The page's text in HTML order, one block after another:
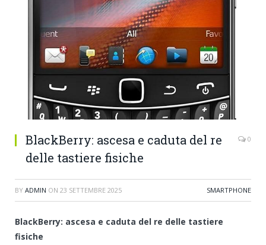
BlackBerry: ascesa e caduta del re
delle tastiere fisiche
0
BY ADMIN ON 23 SETTEMBRE 2025 SMARTPHONE
BlackBerry: ascesa e caduta del re delle tastiere
fisiche